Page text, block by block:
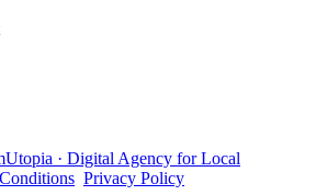
· Digital Agency for Local
Privacy Policy